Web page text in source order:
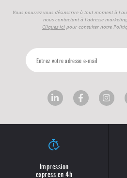
Vous pourrez vous désinscrire à tout moment à
nous contactant à l'adresse
Cliquez ici pour consulter notre
Impression
express en 4h